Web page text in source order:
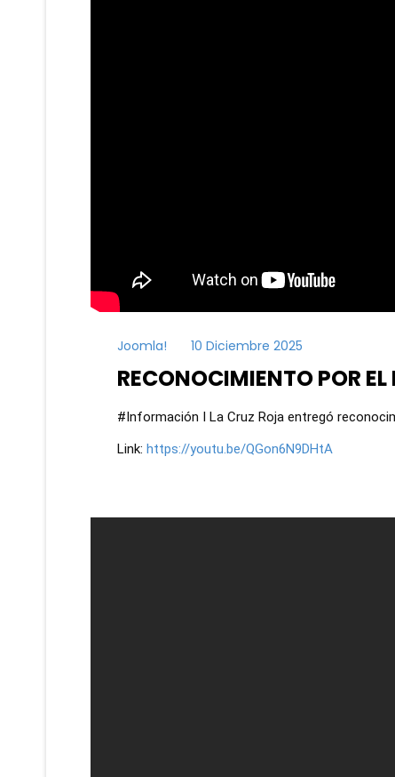
Joomla! 10 Diciembre 2025
RECONOCIMIENTO POR
#Información I La Cruz Roja entregó
Link: https://youtu.be/QGon6N9DHtA